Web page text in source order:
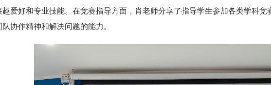
趣爱好和专业技能。在竞赛指导方面，肖老师分享了指导学生参加各类学科竞
协作精神和解决问题的能力。